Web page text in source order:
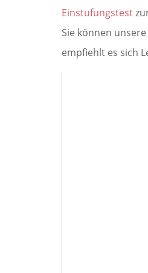
Einstufungstest
Sie können
empfiehlt es sich